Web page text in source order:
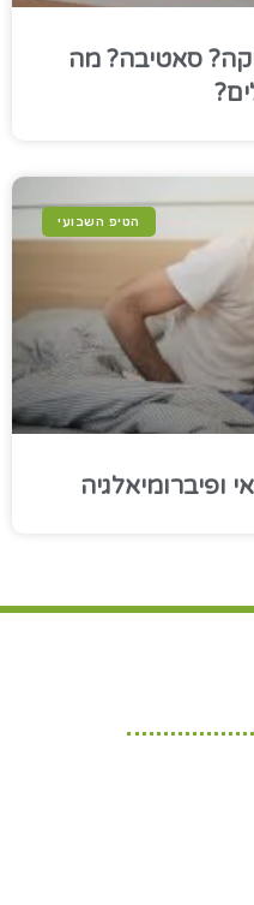
סאטיבה? מה
הטיפ השבועי
ופיברומיאלגיה